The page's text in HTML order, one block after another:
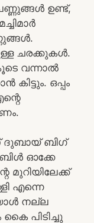
ഉണ്ട്,
ചരക്കുകൾ.
വന്നാൽ
കിട്ടും. ഒപ്പം
ദുബായ് ബിഗ്
ഓക്കേ
മുറിയിലേക്ക്
എന്നെ
നല്ല
കൈ പിടിച്ചു